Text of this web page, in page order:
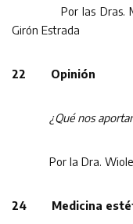
Por las Dras.
Girón Estrada
22 Opinión
¿Qué nos
Por la Dra. Wioletta
24 Medicina